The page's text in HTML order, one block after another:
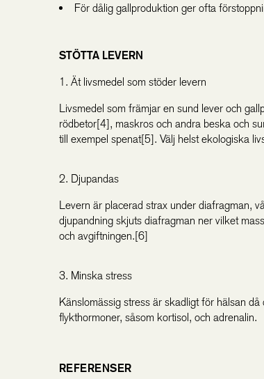
För dålig gallproduktion ger ofta
STÖTTA LEVERN
1. Ät livsmedel som stöder levern
Livsmedel som främjar en sund lever och
rödbetor[4], maskros och andra beska och
till exempel spenat[5]. Välj helst ekologiska
2. Djupandas
Levern är placerad strax under diafragman,
djupandning skjuts diafragman ner vilket
och avgiftningen.[6]
3. Minska stress
Känslomässig stress är skadligt för hälsan
flykthormoner, såsom kortisol, och adrenalin.
REFERENSER